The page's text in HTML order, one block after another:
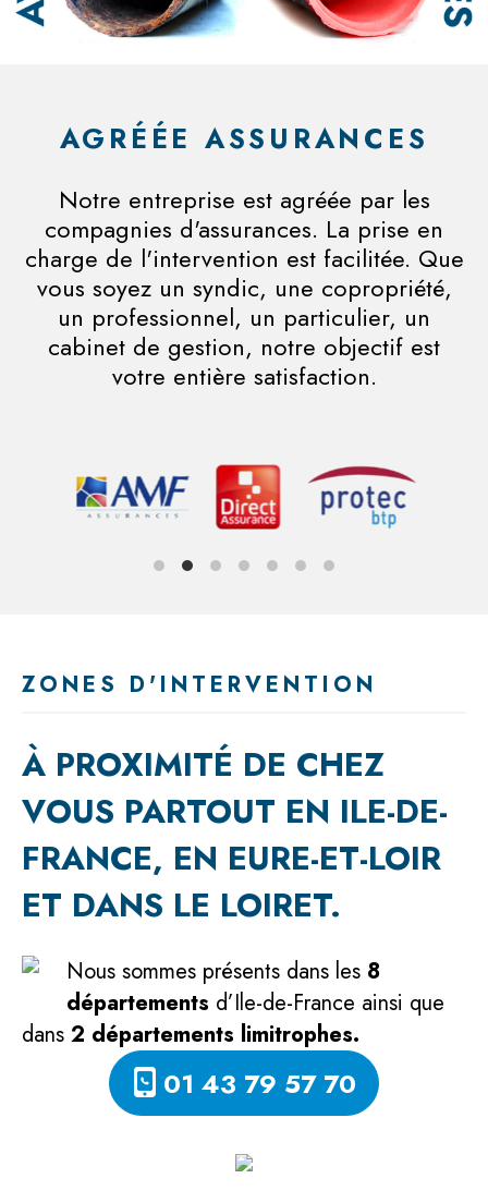
AGRÉÉE ASSURANCES
Notre entreprise est agréée par les
compagnies d'assurances. La prise en
charge de l'intervention est facilitée. Que
vous soyez un syndic, une copropriété,
un professionnel, un particulier, un
cabinet de gestion, notre objectif est
votre entière satisfaction.
ZONES D'INTERVENTION
À PROXIMITÉ DE CHEZ
VOUS PARTOUT EN ILE-DE-
FRANCE, EN EURE-ET-LOIR
ET DANS LE LOIRET.
Nous sommes présents dans les 8
départements d’Ile-de-France ainsi que
dans 2 départements limitrophes.
01 43 79 57 70